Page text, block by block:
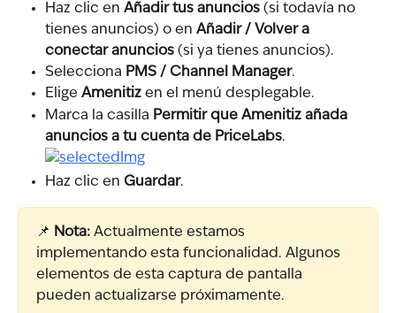
Haz clic en Añadir tus anuncios (si todavía no
tienes anuncios) o en Añadir / Volver a
conectar anuncios (si ya tienes anuncios).
Selecciona PMS / Channel Manager.
Elige Amenitiz en el menú desplegable.
Marca la casilla Permitir que Amenitiz añada
anuncios a tu cuenta de PriceLabs.
Haz clic en Guardar.
📌 Nota: Actualmente estamos
implementando esta funcionalidad. Algunos
elementos de esta captura de pantalla
pueden actualizarse próximamente.